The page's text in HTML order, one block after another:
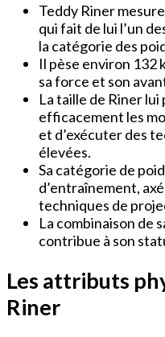
Teddy Riner
qui fait de lui l’un
la catégorie des
Il pèse environ 132
sa force et son
La taille de Riner
efficacement les
et d’exécuter des
élevées.
Sa catégorie de
d’entraînement,
techniques de
La combinaison de
contribue à son
Les attributs
Riner